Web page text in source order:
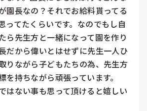
園長なの？それでお給料貰ってる
ってたくらいです。なのでもし自
ら先生方と一緒になって園を作り
だから偉いとはせずに先生一人ひ
りながら子どもたちの為、先生方
を持ちながら頑張っています。
はない事も思って頂けると嬉しい